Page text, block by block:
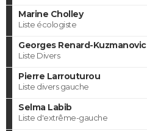
Marine Cholley
Liste écologiste
Georges Renard-Kuzmanovic
Liste Divers
Pierre Larrouturou
Liste divers gauche
Selma Labib
Liste d'extrême-gauche